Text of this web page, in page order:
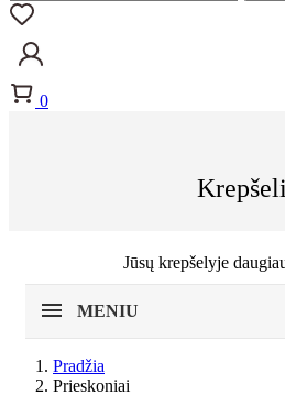
0
Jūsų krepšelyje
MENIU
Pradžia
Prieskoniai